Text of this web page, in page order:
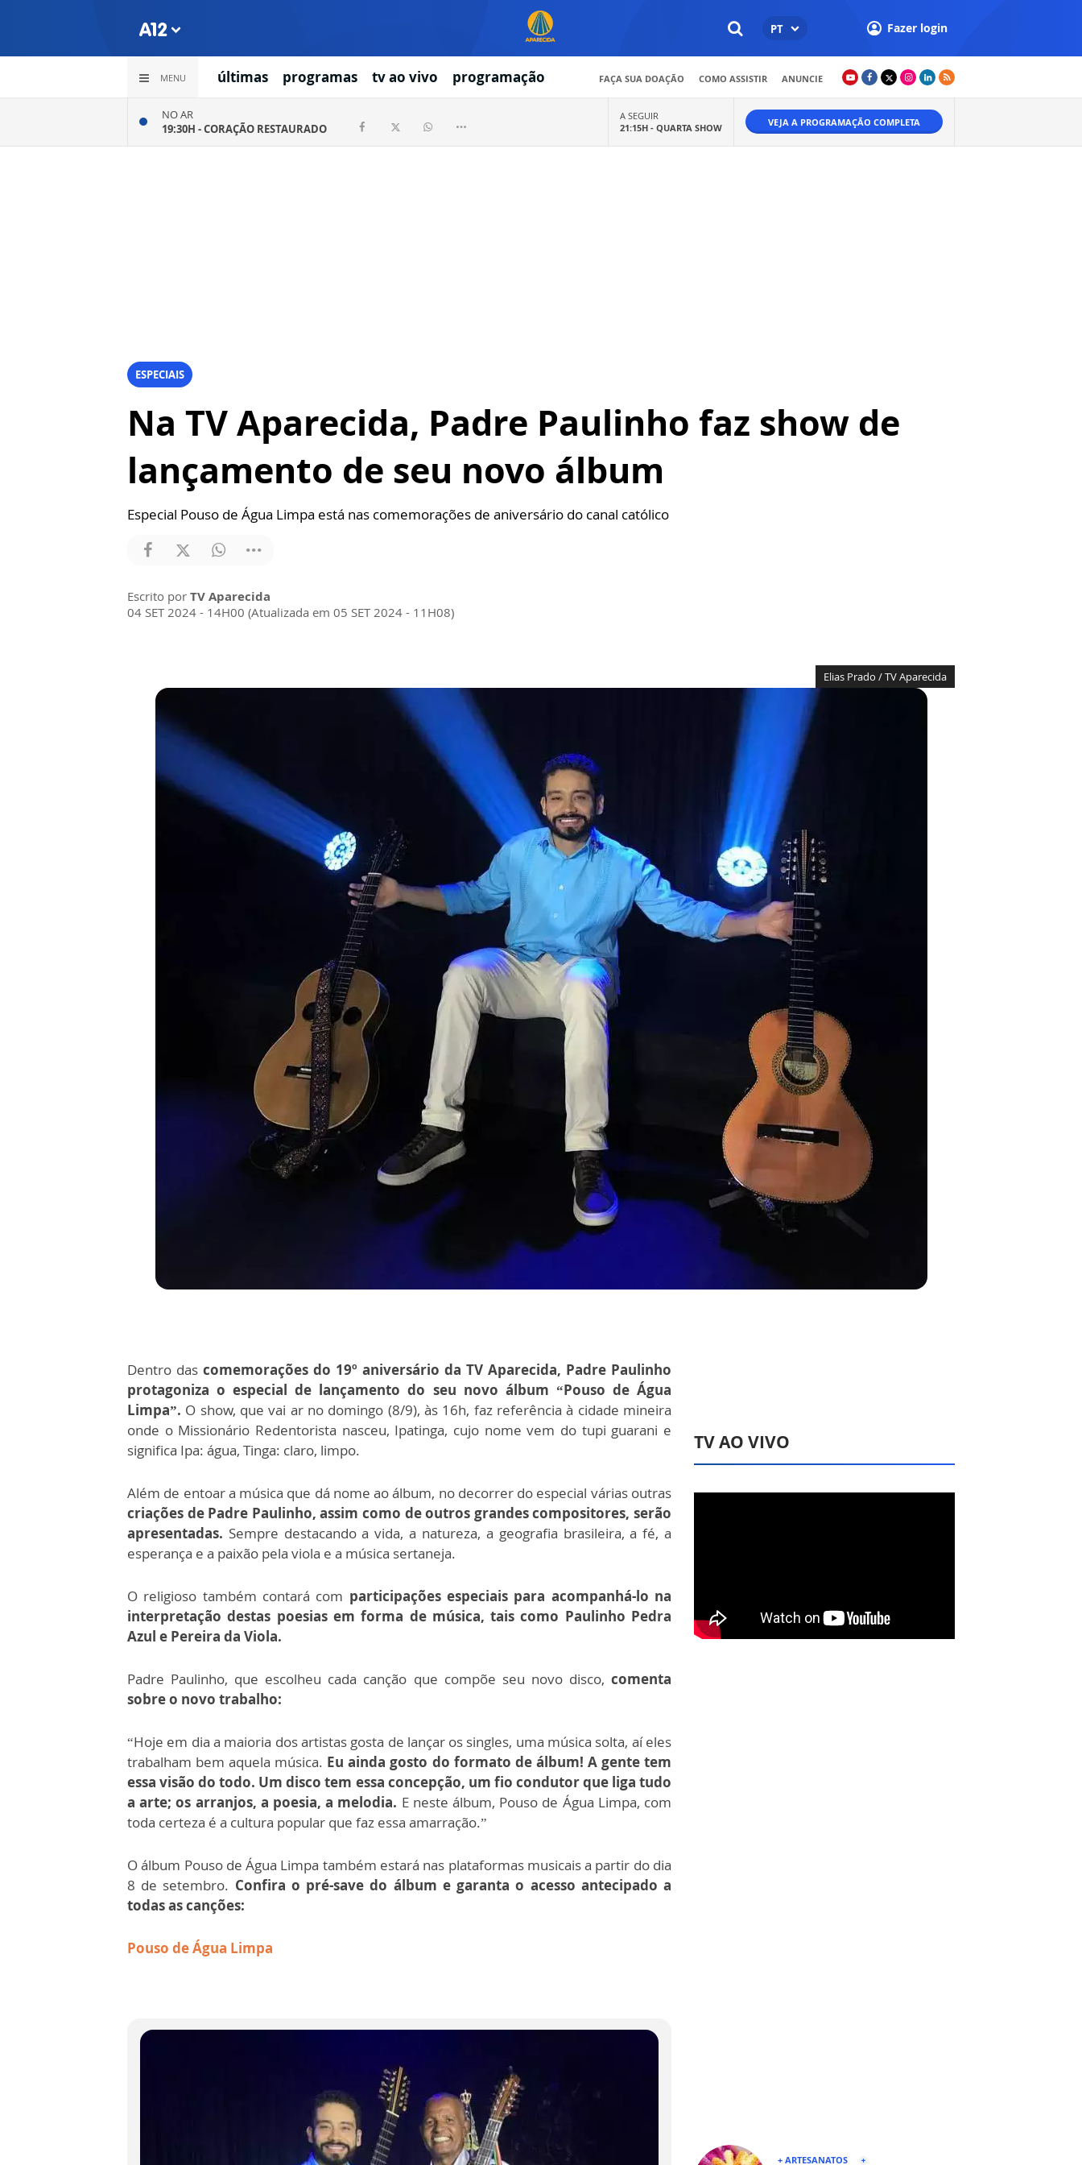
PT Fazer login
MENU últimas programas tv ao vivo programação FAÇA SUA DOAÇÃO COMO ASSISTIR ANUNCIE
NO AR
19:30H -CORAÇÃO RESTAURADO
A SEGUIR
21:15H - QUARTA SHOW VEJA A PROGRAMAÇÃO COMPLETA
ESPECIAIS
Na TV Aparecida, Padre Paulinho faz show de
lançamento de seu novo álbum
Especial Pouso de Água Limpa está nas comemorações de aniversário do canal católico
Escrito por TV Aparecida
04 SET 2024 - 14H00 (Atualizada em 05 SET 2024 - 11H08)
Elias Prado / TV Aparecida
Dentro das comemorações do 19º aniversário da TV Aparecida, Padre Paulinho
protagoniza o especial de lançamento do seu novo álbum “Pouso de Água
Limpa”. O show, que vai ar no domingo (8/9), às 16h, faz referência à cidade mineira
onde o Missionário Redentorista nasceu, Ipatinga, cujo nome vem do tupi guarani e
significa Ipa: água, Tinga: claro, limpo.
Além de entoar a música que dá nome ao álbum, no decorrer do especial várias outras
criações de Padre Paulinho, assim como de outros grandes compositores, serão
apresentadas. Sempre destacando a vida, a natureza, a geografia brasileira, a fé, a
esperança e a paixão pela viola e a música sertaneja.
O religioso também contará com participações especiais para acompanhá-lo na
interpretação destas poesias em forma de música, tais como Paulinho Pedra
Azul e Pereira da Viola.
Padre Paulinho, que escolheu cada canção que compõe seu novo disco, comenta
sobre o novo trabalho:
“Hoje em dia a maioria dos artistas gosta de lançar os singles, uma música solta, aí eles
trabalham bem aquela música. Eu ainda gosto do formato de álbum! A gente tem
essa visão do todo. Um disco tem essa concepção, um fio condutor que liga tudo
a arte; os arranjos, a poesia, a melodia. E neste álbum, Pouso de Água Limpa, com
toda certeza é a cultura popular que faz essa amarração.”
O álbum Pouso de Água Limpa também estará nas plataformas musicais a partir do dia
8 de setembro. Confira o pré-save do álbum e garanta o acesso antecipado a
todas as canções:
Pouso de Água Limpa
TV AO VIVO
+ ARTESANATOS